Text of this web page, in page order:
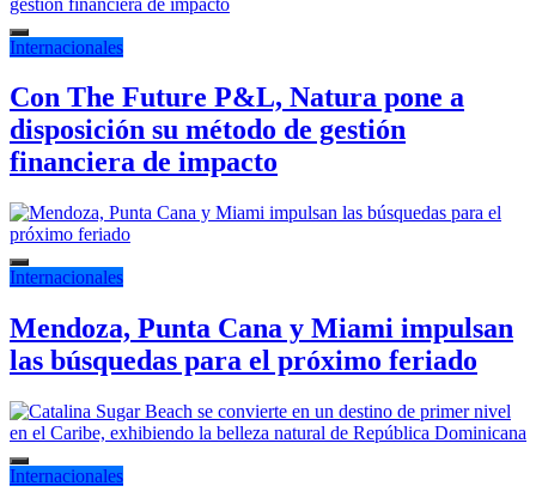
Internacionales
Con The Future P&L, Natura pone a
disposición su método de gestión
financiera de impacto
Internacionales
Mendoza, Punta Cana y Miami impulsan
las búsquedas para el próximo feriado
Internacionales